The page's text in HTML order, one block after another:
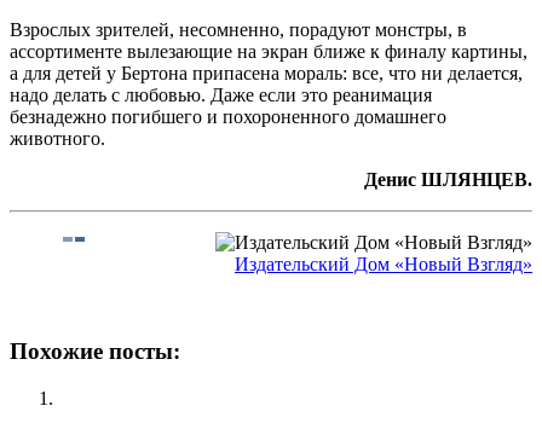
Взрослых зрителей, несомненно, порадуют монстры, в
ассортименте вылезающие на экран ближе к финалу картины,
а для детей у Бертона припасена мораль: все, что ни делается,
надо делать с любовью. Даже если это реанимация
безнадежно погибшего и похороненного домашнего
животного.
Денис ШЛЯНЦЕВ.
Издательский Дом «Новый Взгляд»
Похожие посты: